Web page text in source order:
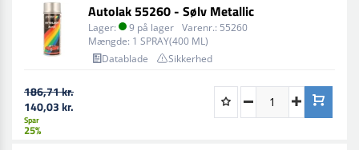
Autolak 55260 - Sølv Metallic
Lager: 9 på lager Varenr.: 55260
Mængde: 1 SPRAY(400 ML)
Datablade
Sikkerhed
186,71 kr.
140,03 kr.
Spar
25%